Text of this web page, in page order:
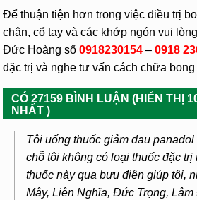
Để thuận tiện hơn trong việc điều trị
chân, cổ tay và các khớp ngón vui
Đức Hoàng số0918230154 –0918
đặc trị và nghe tư vấn cách chữa
CÓ 27159 BÌNH LUẬN (HIỂN THỊ
NHẤT )
Tôi uống thuốc giảm đau
chỗ tôi không có loại thuốc đặc
thuốc này qua bưu điện giúp tôi,
Mây, Liên Nghĩa, Đức Trọng,